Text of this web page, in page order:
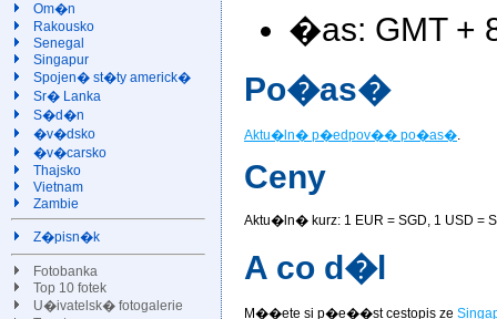
Om�n
Rakousko
Senegal
Singapur
Spojen� st�ty americk�
Sr� Lanka
S�d�n
�v�dsko
�v�carsko
Thajsko
Vietnam
Zambie
Z�pisn�k
Fotobanka
Top 10 fotek
U�ivatelsk� fotogalerie
�as: GMT +
Po�as�
Aktu�ln� p�edpov�� po�as�.
Ceny
Aktu�ln� kurz: 1 EUR = SGD, 1 USD =
A co d�l
M��ete si p�e��st cestopis ze